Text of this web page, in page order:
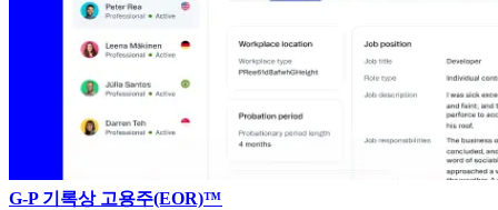
G-P 기록상 고용주(EOR)™​​